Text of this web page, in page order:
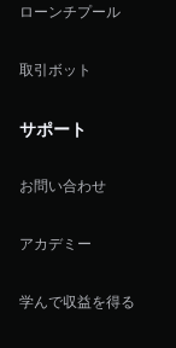
ローンチプール
取引ボット
サポート
お問い合わせ
アカデミー
学んで収益を得る